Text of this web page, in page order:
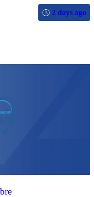
2 days ago